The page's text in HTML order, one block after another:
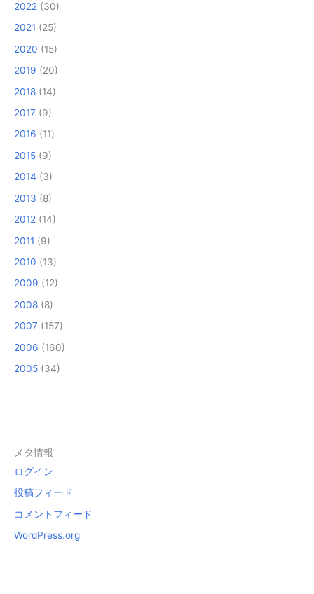
2022 (30)
2021 (25)
2020 (15)
2019 (20)
2018 (14)
2017 (9)
2016 (11)
2015 (9)
2014 (3)
2013 (8)
2012 (14)
2011 (9)
2010 (13)
2009 (12)
2008 (8)
2007 (157)
2006 (160)
2005 (34)
メタ情報
ログイン
投稿フィード
コメントフィード
WordPress.org